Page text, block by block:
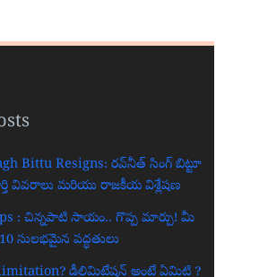
Bittu Resigns: రవ్‌నీత్ సింగ్ బిట్టూ
వివరాలు మరియు రాజకీయ విశ్లేషణ
: చిన్నపాటి సాయం.. గొప్ప మార్పు! మీ
సులభమైన పద్ధతులు
డీలిమిటేషన్ అంటే ఏమిటి ?